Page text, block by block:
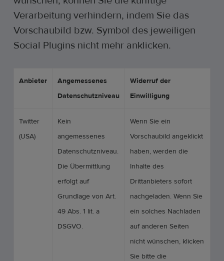
Verarbeitung verhindern, indem Sie das
Vorschaubild bzw. Symbol des jeweiligen
Social Plugins nicht mehr anklicken.
Anbieter
Angemessenes
Datenschutzniveau
Widerruf der
Einwilligung
Twitter
(USA)
Kein
angemessenes
Datenschutzniveau.
Die Übermittlung
erfolgt auf
Grundlage von Art.
49 Abs. 1 lit. a
DSGVO.
Wenn Sie ein
Vorschaubild angeklickt
haben, werden die
Inhalte des
Drittanbieters sofort
nachgeladen. Wenn Sie
ein solches Nachladen
auf anderen Seiten
nicht wünschen, klicken
Sie bitte die